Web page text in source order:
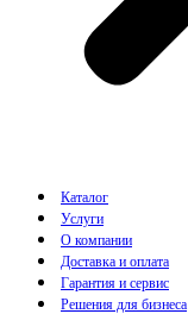
Каталог
Услуги
О компании
Доставка и оплата
Гарантия и сервис
Решения для бизнеса